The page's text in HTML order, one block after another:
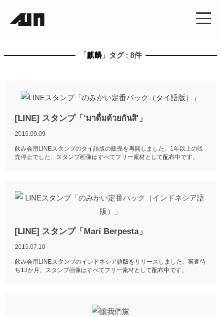
「麒麟 」タグ : 8件
[LINE] スタンプ「'มาดื่มด้วยกันสิ'」
2015.09.09
飲み会用LINEスタンプのタイ語版の販売を再開しました。1年以上の販
売停止でした。スタンプ画像はすべてフリー素材として配布中です。
[LINE] スタンプ「Mari Berpesta」
2015.07.10
飲み会用LINEスタンプのインドネシア語版をリリースしました。審査待
ち13か月。スタンプ画像はすべてフリー素材として配布中です。